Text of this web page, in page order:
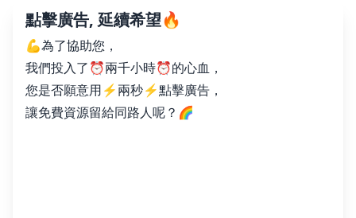
點擊廣告, 延續希望🔥
💪為了協助您，
我們投入了⏰兩千小時⏰的心血，
您是否願意用⚡️兩秒⚡️點擊廣告，
讓免費資源留給同路人呢？🌈